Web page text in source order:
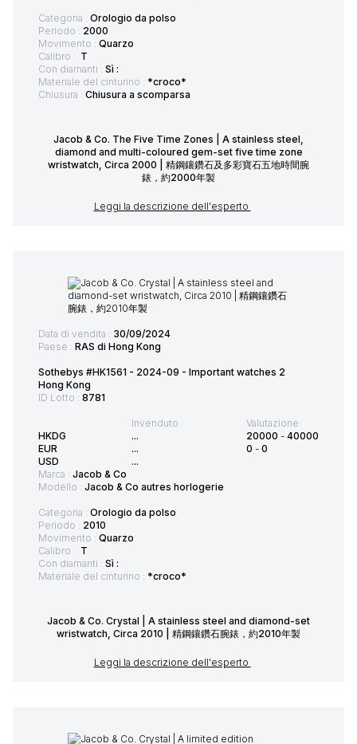
Categoria : Orologio da polso
Periodo : 2000
Movimento : Quarzo
Calibro : T
Con diamanti : Sì :
Materiale del cinturino : *croco*
Chiusura : Chiusura a scomparsa
Jacob & Co. The Five Time Zones | A stainless steel,
diamond and multi-coloured gem-set five time zone
wristwatch, Circa 2000 | 精鋼鑲鑽石及多彩寶石五地時間腕
錶，約2000年製
Leggi la descrizione dell'esperto
Data di vendita : 30/09/2024
Paese : RAS di Hong Kong
Sothebys #HK1561 - 2024-09 - Important watches 2
Hong Kong
ID Lotto : 8781
HKDG
EUR
USD
Invenduto
...
...
...
Valutazione:
20000 - 40000
0 - 0
Marca : Jacob & Co
Modello : Jacob & Co autres horlogerie
Categoria : Orologio da polso
Periodo : 2010
Movimento : Quarzo
Calibro : T
Con diamanti : Sì :
Materiale del cinturino : *croco*
Jacob & Co. Crystal | A stainless steel and diamond-set
wristwatch, Circa 2010 | 精鋼鑲鑽石腕錶，約2010年製
Leggi la descrizione dell'esperto